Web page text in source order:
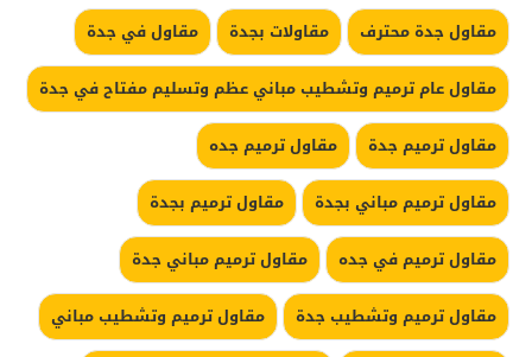
مقاول جدة محترف
مقاولات بجدة
مقاول في جدة
مقاول عام ترميم وتشطيب مباني عظم وتسليم مفتاح في جدة
مقاول ترميم جدة
مقاول ترميم جده
مقاول ترميم مباني بجدة
مقاول ترميم بجدة
مقاول ترميم في جده
مقاول ترميم مباني جدة
مقاول ترميم وتشطيب جدة
مقاول ترميم وتشطيب مباني